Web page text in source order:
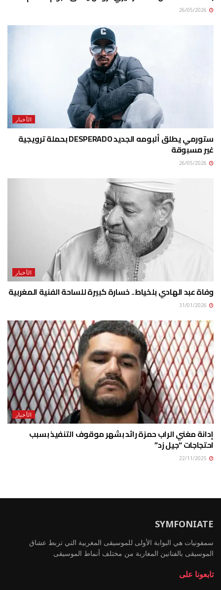
الأخبار
ستورمي يطلق ألبومه الجديد DESPERADO بحملة ترويجية
غير مسبوقة
الأخبار
وفاة عبد الهادي بلخياط.. خسارة كبيرة للساحة الفنية المغربية
الأخبار
إدانة مغني الراب حمزة رائد بشهر موقوف التنفيذ بسبب
احتجاجات “جيل زد”
SYMFONIATE
سمفونيات هي البوابة الأولى للموسيقى المغربية التي تربط عشاق
الموسيقى بالفنانين المغاربة من مختلف أنماط الموسيقى
تابعونا على